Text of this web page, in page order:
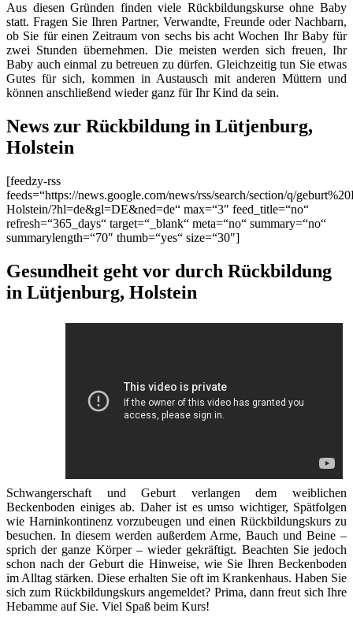
Aus diesen Gründen finden viele Rückbildungskurse ohne Baby
statt. Fragen Sie Ihren Partner, Verwandte, Freunde oder Nachbarn,
ob Sie für einen Zeitraum von sechs bis acht Wochen Ihr Baby für
zwei Stunden übernehmen. Die meisten werden sich freuen, Ihr
Baby auch einmal zu betreuen zu dürfen. Gleichzeitig tun Sie etwas
Gutes für sich, kommen in Austausch mit anderen Müttern und
können anschließend wieder ganz für Ihr Kind da sein.
News zur Rückbildung in Lütjenburg,
Holstein
[feedzy-rss
feeds=“https://news.google.com/news/rss/search/section/q/
Holstein/?hl=de&gl=DE&ned=de“ max=“3″ feed_title=“no“
refresh=“365_days“ target=“_blank“ meta=“no“ summary=“no“
summarylength=“70″ thumb=“yes“ size=“30″]
Gesundheit geht vor durch Rückbildung
in Lütjenburg, Holstein
Schwangerschaft und Geburt verlangen dem weiblichen
Beckenboden einiges ab. Daher ist es umso wichtiger, Spätfolgen
wie Harninkontinenz vorzubeugen und einen Rückbildungskurs zu
besuchen. In diesem werden außerdem Arme, Bauch und Beine –
sprich der ganze Körper – wieder gekräftigt. Beachten Sie jedoch
schon nach der Geburt die Hinweise, wie Sie Ihren Beckenboden
im Alltag stärken. Diese erhalten Sie oft im Krankenhaus. Haben Sie
sich zum Rückbildungskurs angemeldet? Prima, dann freut sich Ihre
Hebamme auf Sie. Viel Spaß beim Kurs!